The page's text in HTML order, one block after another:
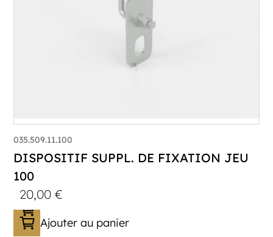
035.509.11.100
DISPOSITIF SUPPL. DE FIXATION JEU
100
20,00€
Ajouter au panier